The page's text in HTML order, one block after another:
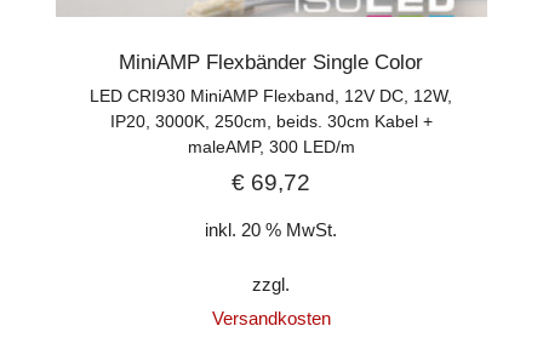
MiniAMP Flexbänder Single Color
LED CRI930 MiniAMP Flexband, 12V DC, 12W,
IP20, 3000K, 250cm, beids. 30cm Kabel +
maleAMP, 300 LED/m
€ 69,72
inkl. 20 % MwSt.
zzgl.
Versandkosten